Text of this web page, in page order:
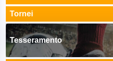
Tornei
Tesseramento